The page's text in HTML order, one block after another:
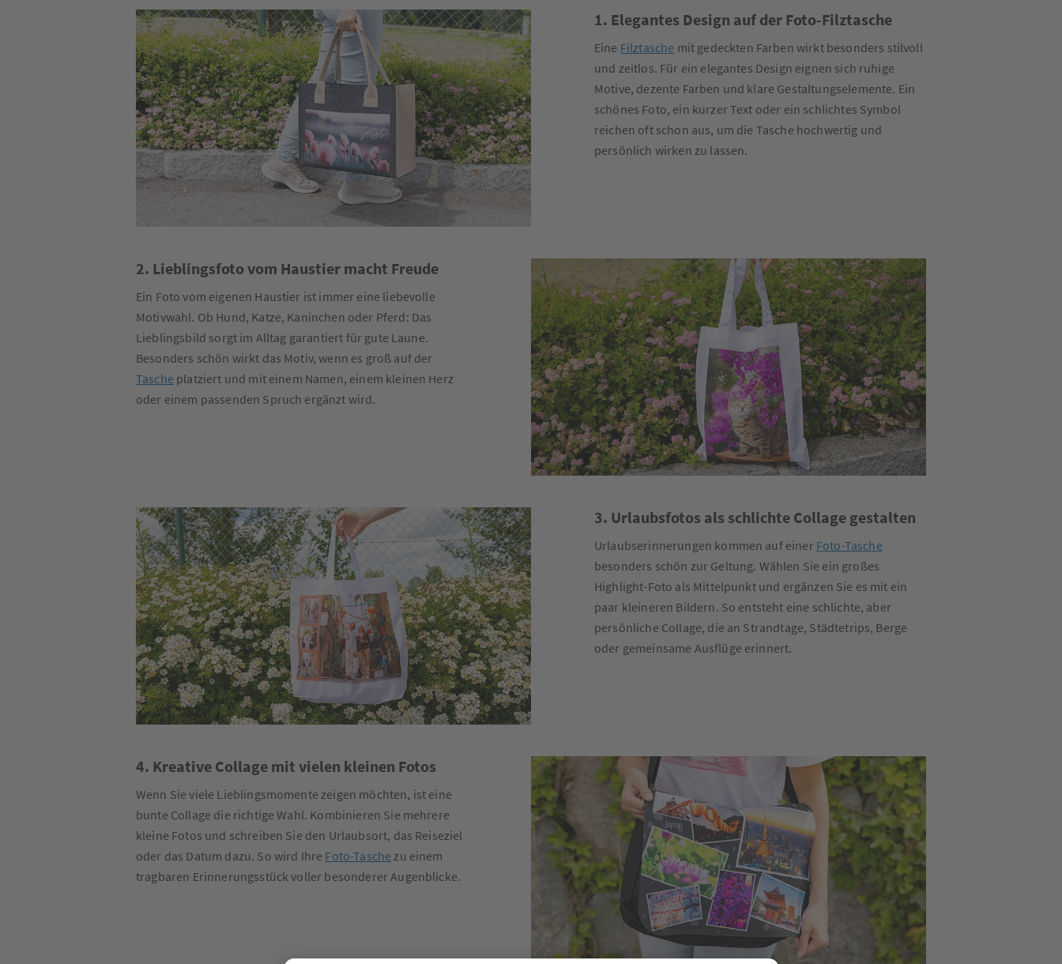
1. Elegantes Design auf der Foto-Filztasche
Eine Filztasche mit gedeckten Farben wirkt besonders stilvoll
und zeitlos. Für ein elegantes Design eignen sich ruhige
Motive, dezente Farben und klare Gestaltungselemente. Ein
schönes Foto, ein kurzer Text oder ein schlichtes Symbol
reichen oft schon aus, um die Tasche hochwertig und
persönlich wirken zu lassen.
2. Lieblingsfoto vom Haustier macht Freude
Ein Foto vom eigenen Haustier ist immer eine liebevolle
Motivwahl. Ob Hund, Katze, Kaninchen oder Pferd: Das
Lieblingsbild sorgt im Alltag garantiert für gute Laune.
Besonders schön wirkt das Motiv, wenn es groß auf der
Tascheplatziert und mit einem Namen, einem kleinen Herz
oder einem passenden Spruch ergänzt wird.
3. Urlaubsfotos als schlichte Collage gestalten
Urlaubserinnerungen kommen auf einer Foto-Tasche
besonders schön zur Geltung. Wählen Sie ein großes
Highlight-Foto als Mittelpunkt und ergänzen Sie es mit ein
paar kleineren Bildern. So entsteht eine schlichte, aber
persönliche Collage, die an Strandtage, Städtetrips, Berge
oder gemeinsame Ausflüge erinnert.
4. Kreative Collage mit vielen kleinen Fotos
Wenn Sie viele Lieblingsmomente zeigen möchten, ist eine
bunte Collage die richtige Wahl. Kombinieren Sie mehrere
kleine Fotos und schreiben Sie den Urlaubsort, das Reiseziel
oder das Datum dazu. So wird Ihre Foto-Taschezu einem
tragbaren Erinnerungsstück voller besonderer Augenblicke.